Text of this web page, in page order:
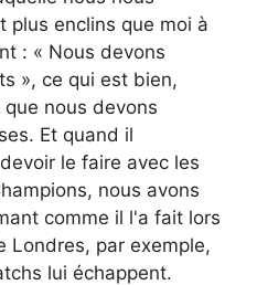
plus enclins que moi à
: « Nous devons
», ce qui est bien,
nous devons
Et quand il
le faire avec les
nous avons
comme il l'a fait lors
Londres, par exemple,
lui échappent.